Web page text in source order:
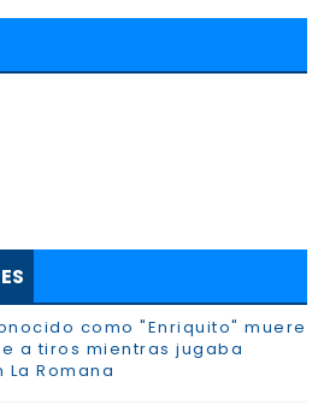
como "Enriquito" muere
a tiros mientras jugaba
Romana